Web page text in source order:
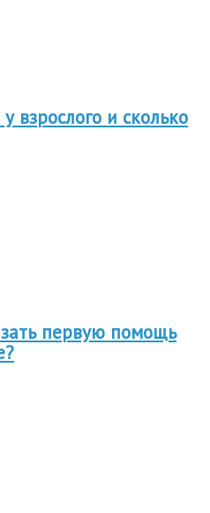
и сколько
первую помощь